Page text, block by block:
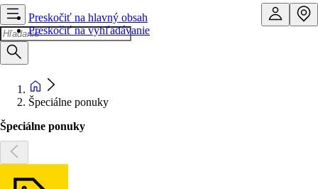
Preskočiť na hlavný obsah
Preskočiť na vyhľadávanie
Špeciálne ponuky
Špeciálne ponuky